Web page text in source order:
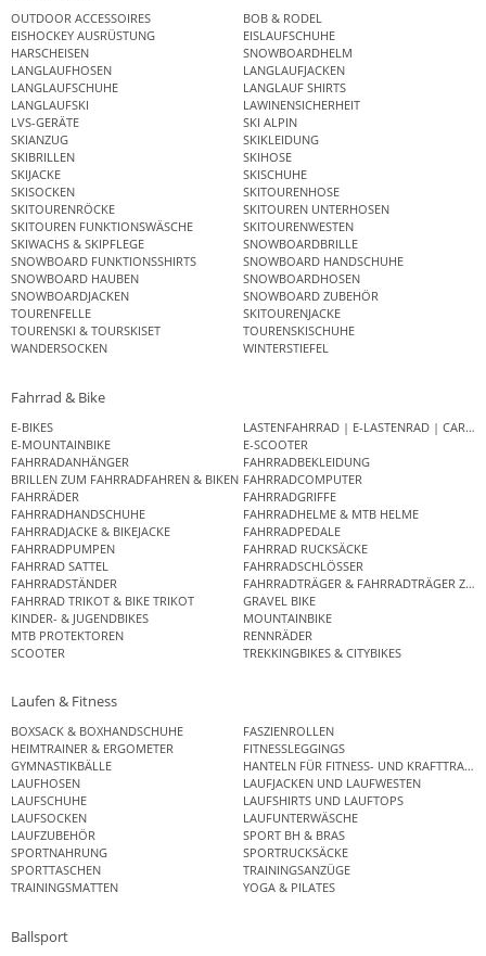
OUTDOOR ACCESSOIRES
BOB & RODEL
EISHOCKEY AUSRÜSTUNG
EISLAUFSCHUHE
HARSCHEISEN
SNOWBOARDHELM
LANGLAUFHOSEN
LANGLAUFJACKEN
LANGLAUFSCHUHE
LANGLAUF SHIRTS
LANGLAUFSKI
LAWINENSICHERHEIT
LVS-GERÄTE
SKI ALPIN
SKIANZUG
SKIKLEIDUNG
SKIBRILLEN
SKIHOSE
SKIJACKE
SKISCHUHE
SKISOCKEN
SKITOURENHOSE
SKITOURENRÖCKE
SKITOUREN UNTERHOSEN
SKITOUREN FUNKTIONSWÄSCHE
SKITOURENWESTEN
SKIWACHS & SKIPFLEGE
SNOWBOARDBRILLE
SNOWBOARD FUNKTIONSSHIRTS
SNOWBOARD HANDSCHUHE
SNOWBOARD HAUBEN
SNOWBOARDHOSEN
SNOWBOARDJACKEN
SNOWBOARD ZUBEHÖR
TOURENFELLE
SKITOURENJACKE
TOURENSKI & TOURSKISET
TOURENSKISCHUHE
WANDERSOCKEN
WINTERSTIEFEL
Fahrrad & Bike
E-BIKES
LASTENFAHRRAD | E-LASTENRAD |
E-MOUNTAINBIKE
E-SCOOTER
FAHRRADANHÄNGER
FAHRRADBEKLEIDUNG
BRILLEN ZUM FAHRRADFAHREN & BIKEN FAHRRADCOMPUTER
FAHRRÄDER
FAHRRADGRIFFE
FAHRRADHANDSCHUHE
FAHRRADHELME & MTB HELME
FAHRRADJACKE & BIKEJACKE
FAHRRADPEDALE
FAHRRADPUMPEN
FAHRRAD RUCKSÄCKE
FAHRRAD SATTEL
FAHRRADSCHLÖSSER
FAHRRADSTÄNDER
FAHRRADTRÄGER & FAHRRADTRÄGER
FAHRRAD TRIKOT & BIKE TRIKOT
GRAVEL BIKE
KINDER- & JUGENDBIKES
MOUNTAINBIKE
MTB PROTEKTOREN
RENNRÄDER
SCOOTER
TREKKINGBIKES & CITYBIKES
Laufen & Fitness
BOXSACK & BOXHANDSCHUHE
FASZIENROLLEN
HEIMTRAINER & ERGOMETER
FITNESSLEGGINGS
GYMNASTIKBÄLLE
HANTELN FÜR FITNESS- UND
LAUFHOSEN
LAUFJACKEN UND LAUFWESTEN
LAUFSCHUHE
LAUFSHIRTS UND LAUFTOPS
LAUFSOCKEN
LAUFUNTERWÄSCHE
LAUFZUBEHÖR
SPORT BH & BRAS
SPORTNAHRUNG
SPORTRUCKSÄCKE
SPORTTASCHEN
TRAININGSANZÜGE
TRAININGSMATTEN
YOGA & PILATES
Ballsport